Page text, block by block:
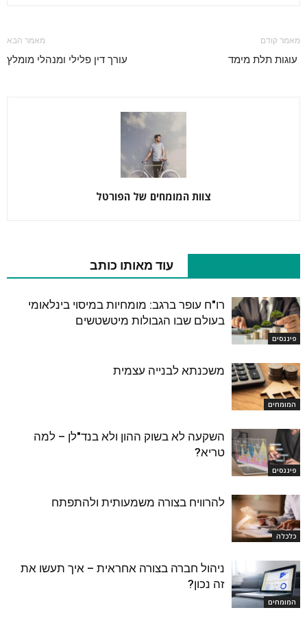
מאמר קודם
עוגות תלת מימד
מאמר הבא
עורך דין פלילי ומנהלי מומלץ
צוות המומחים של הפורטל
עוד מאותו כותב
פיננסים
רו"ח עופר ברגב: מומחיות במיסוי בינלאומי
בעולם שבו הגבולות מיטשטשים
המומחים
משכנתא לבנייה עצמית
פיננסים
השקעה לא בשוק ההון ולא בנד"לן – למה
טריא?
כלכלה
להרוויח בצורה משמעותית ולהתפתח
המומחים
ניהול חברה בצורה אחראית – איך תעשו את
זה נכון?